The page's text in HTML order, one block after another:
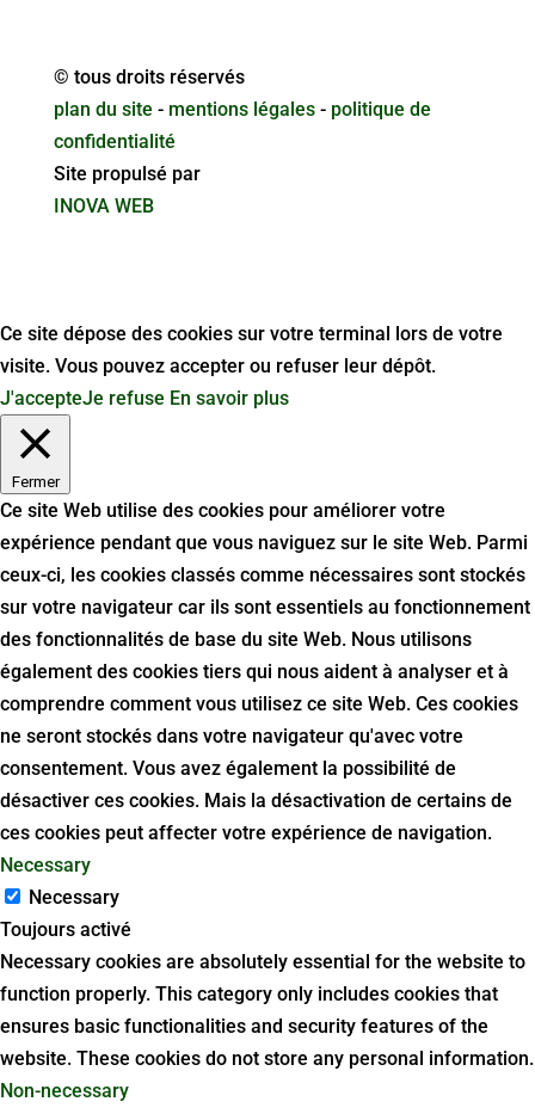
© tous droits réservés
plan du site - mentions légales - politique de
confidentialité
Site propulsé par
INOVA WEB
Ce site dépose des cookies sur votre terminal lors de votre
visite. Vous pouvez accepter ou refuser leur dépôt.
J'accepteJe refuse En savoir plus
Fermer
Ce site Web utilise des cookies pour améliorer votre
expérience pendant que vous naviguez sur le site Web. Parmi
ceux-ci, les cookies classés comme nécessaires sont stockés
sur votre navigateur car ils sont essentiels au fonctionnement
des fonctionnalités de base du site Web. Nous utilisons
également des cookies tiers qui nous aident à analyser et à
comprendre comment vous utilisez ce site Web. Ces cookies
ne seront stockés dans votre navigateur qu'avec votre
consentement. Vous avez également la possibilité de
désactiver ces cookies. Mais la désactivation de certains de
ces cookies peut affecter votre expérience de navigation.
Necessary
Necessary
Toujours activé
Necessary cookies are absolutely essential for the website to
function properly. This category only includes cookies that
ensures basic functionalities and security features of the
website. These cookies do not store any personal information.
Non-necessary